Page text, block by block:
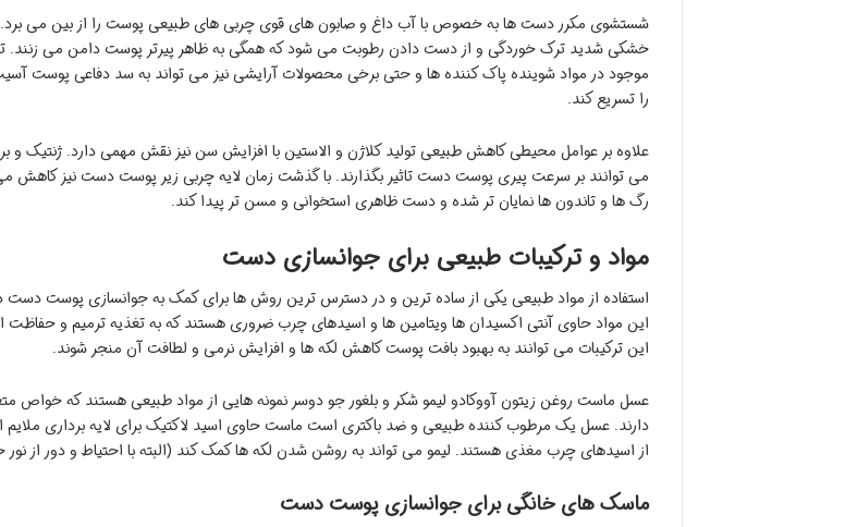
شستشوی مکرر دست ها به خصوص با آب داغ و صابون های قوی چربی های طبیعی پوست را از بین می برد.
خشکی شدید ترک خوردگی و از دست دادن رطوبت می شود که همگی به ظاهر پیرتر پوست دامن می زنند.
موجود در مواد شوینده پاک کننده ها و حتی برخی محصولات آرایشی نیز می تواند به سد دفاعی پوست
را تسریع کند.
علاوه بر عوامل محیطی کاهش طبیعی تولید کلاژن و الاستین با افزایش سن نیز نقش مهمی دارد. ژنتیک و
می توانند بر سرعت پیری پوست دست تاثیر بگذارند. با گذشت زمان لایه چربی زیر پوست دست نیز کاهش
رگ ها و تاندون ها نمایان تر شده و دست ظاهری استخوانی و مسن تر پیدا کند.
مواد و ترکیبات طبیعی برای جوانسازی دست
استفاده از مواد طبیعی یکی از ساده ترین و در دسترس ترین روش ها برای کمک به جوانسازی پوست دست
این مواد حاوی آنتی اکسیدان ها ویتامین ها و اسیدهای چرب ضروری هستند که به تغذیه ترمیم و
این ترکیبات می توانند به بهبود بافت پوست کاهش لکه ها و افزایش نرمی و لطافت آن منجر شوند.
عسل ماست روغن زیتون آووکادو لیمو شکر و بلغور جو دوسر نمونه هایی از مواد طبیعی هستند که خواص
دارند. عسل یک مرطوب کننده طبیعی و ضد باکتری است ماست حاوی اسید لاکتیک برای لایه برداری
از اسیدهای چرب مغذی هستند. لیمو می تواند به روشن شدن لکه ها کمک کند (البته با احتیاط و دور از نور
ماسک های خانگی برای جوانسازی پوست دست